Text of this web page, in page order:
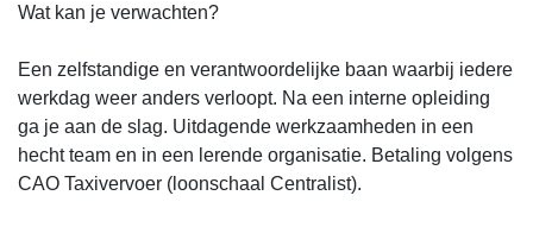
Wat kan je verwachten?
Een zelfstandige en verantwoordelijke baan waarbij iedere
werkdag weer anders verloopt. Na een interne opleiding
ga je aan de slag. Uitdagende werkzaamheden in een
hecht team en in een lerende organisatie. Betaling volgens
CAO Taxivervoer (loonschaal Centralist).